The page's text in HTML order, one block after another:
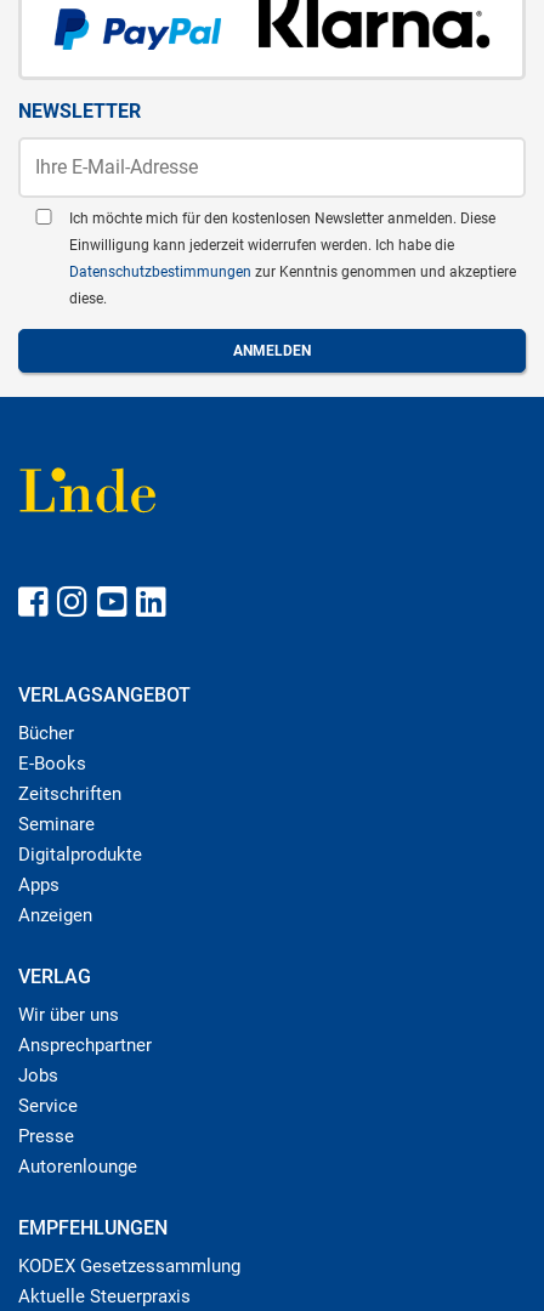
NEWSLETTER
Ich möchte mich für den kostenlosen Newsletter anmelden. Diese
Einwilligung kann jederzeit widerrufen werden. Ich habe die
Datenschutzbestimmungen zur Kenntnis genommen und akzeptiere
diese.
VERLAGSANGEBOT
Bücher
E-Books
Zeitschriften
Seminare
Digitalprodukte
Apps
Anzeigen
VERLAG
Wir über uns
Ansprechpartner
Jobs
Service
Presse
Autorenlounge
EMPFEHLUNGEN
KODEX Gesetzessammlung
Aktuelle Steuerpraxis